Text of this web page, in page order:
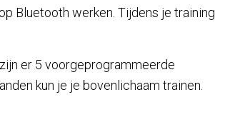
Bluetooth werken. Tijdens je training
er 5 voorgeprogrammeerde
kun je je bovenlichaam trainen.